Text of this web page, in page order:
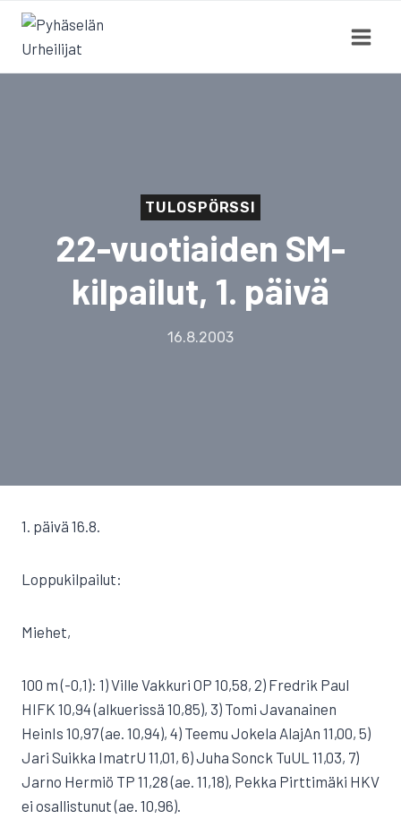
Siirry
sisältöön
TULOSPÖRSSI
22-vuotiaiden SM-
kilpailut, 1. päivä
16.8.2003
1. päivä 16.8.
Loppukilpailut:
Miehet,
100 m (-0,1): 1) Ville Vakkuri OP 10,58, 2) Fredrik Paul
HIFK 10,94 (alkuerissä 10,85), 3) Tomi Javanainen
HeinIs 10,97 (ae. 10,94), 4) Teemu Jokela AlajAn 11,00, 5)
Jari Suikka ImatrU 11,01, 6) Juha Sonck TuUL 11,03, 7)
Jarno Hermiö TP 11,28 (ae. 11,18), Pekka Pirttimäki HKV
ei osallistunut (ae. 10,96).